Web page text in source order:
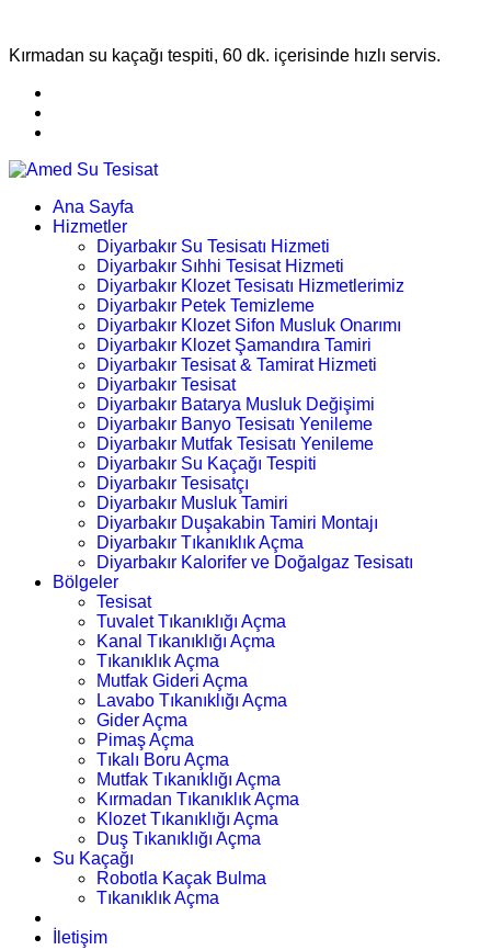
Kırmadan su kaçağı tespiti, 60 dk. içerisinde hızlı servis.
Ana Sayfa
Hizmetler
Diyarbakır Su Tesisatı Hizmeti
Diyarbakır Sıhhi Tesisat Hizmeti
Diyarbakır Klozet Tesisatı Hizmetlerimiz
Diyarbakır Petek Temizleme
Diyarbakır Klozet Sifon Musluk Onarımı
Diyarbakır Klozet Şamandıra Tamiri
Diyarbakır Tesisat & Tamirat Hizmeti
Diyarbakır Tesisat
Diyarbakır Batarya Musluk Değişimi
Diyarbakır Banyo Tesisatı Yenileme
Diyarbakır Mutfak Tesisatı Yenileme
Diyarbakır Su Kaçağı Tespiti
Diyarbakır Tesisatçı
Diyarbakır Musluk Tamiri
Diyarbakır Duşakabin Tamiri Montajı
Diyarbakır Tıkanıklık Açma
Diyarbakır Kalorifer ve Doğalgaz Tesisatı
Bölgeler
Tesisat
Tuvalet Tıkanıklığı Açma
Kanal Tıkanıklığı Açma
Tıkanıklık Açma
Mutfak Gideri Açma
Lavabo Tıkanıklığı Açma
Gider Açma
Pimaş Açma
Tıkalı Boru Açma
Mutfak Tıkanıklığı Açma
Kırmadan Tıkanıklık Açma
Klozet Tıkanıklığı Açma
Duş Tıkanıklığı Açma
Su Kaçağı
Robotla Kaçak Bulma
Tıkanıklık Açma
İletişim